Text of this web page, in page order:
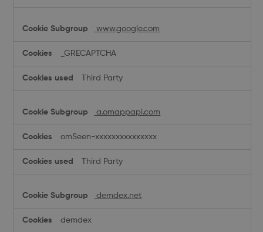
www.google.com
_GRECAPTCHA
Third Party
a.omappapi.com
omSeen-xxxxxxxxxxxxxxx
Third Party
demdex.net
demdex